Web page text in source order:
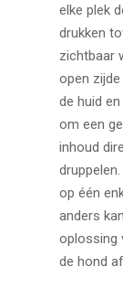
elke plek
drukken
zichtbaar
open
de huid
om een
inhoud
op één
anders
oplossing
de hond